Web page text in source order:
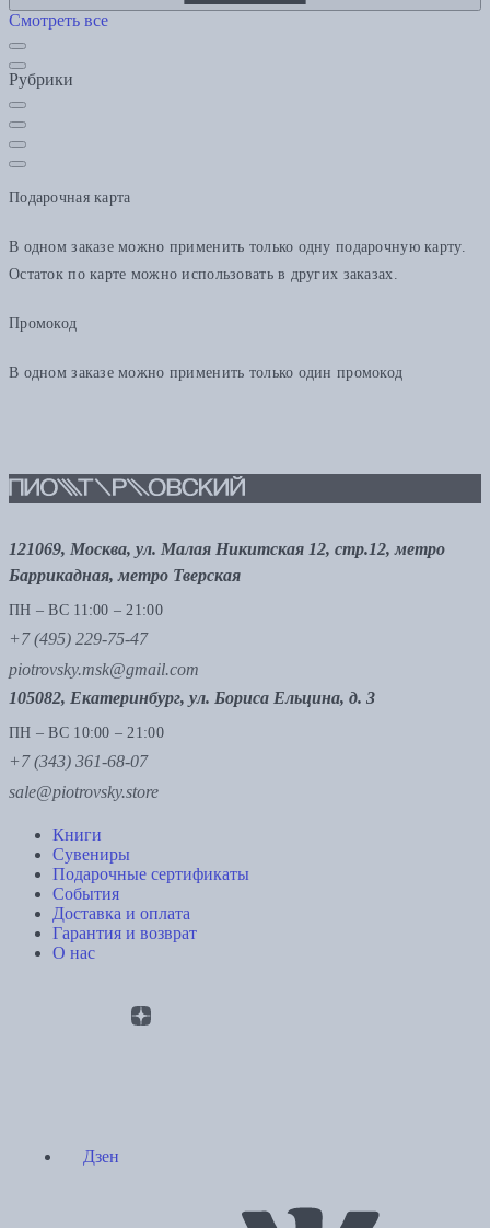
Смотреть все
Рубрики
Подарочная карта
В одном заказе можно применить только одну подарочную карту.
Остаток по карте можно использовать в других заказах.
Промокод
В одном заказе можно применить только один промокод
121069, Москва, ул. Малая Никитская 12, стр.12, метро
Баррикадная, метро Тверская
ПН – ВС 11:00 – 21:00
+7 (495) 229-75-47
piotrovsky.msk@gmail.com
105082, Екатеринбург, ул. Бориса Ельцина, д. 3
ПН – ВС 10:00 – 21:00
+7 (343) 361-68-07
sale@piotrovsky.store
Книги
Сувениры
Подарочные сертификаты
События
Доставка и оплата
Гарантия и возврат
О нас
Дзен